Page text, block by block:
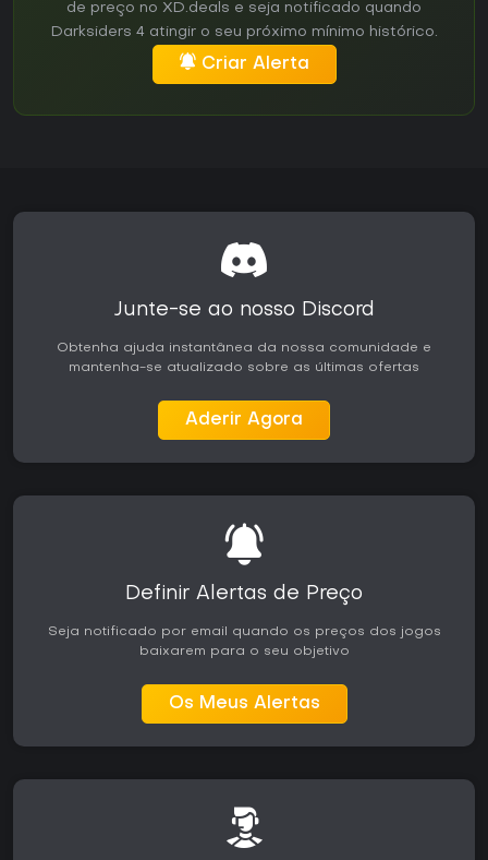
de preço no XD.deals e seja notificado quando
Darksiders 4 atingir o seu próximo mínimo histórico.
Criar Alerta
Junte-se ao nosso Discord
Obtenha ajuda instantânea da nossa comunidade e
mantenha-se atualizado sobre as últimas ofertas
Aderir Agora
Definir Alertas de Preço
Seja notificado por email quando os preços dos jogos
baixarem para o seu objetivo
Os Meus Alertas